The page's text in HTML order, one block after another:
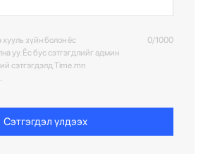
зүйн болон ёс
уу. Ёс бус сэтгэгдлийг админ
сэтгэгдэлд Time.mn
0/1000
Сэтгэгдэл үлдээх